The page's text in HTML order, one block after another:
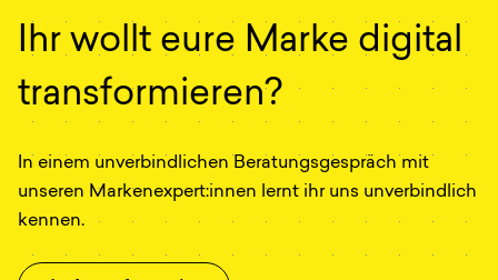
Ihr wollt eure Marke digital
transformieren?
In einem unverbindlichen Beratungsgespräch mit
unseren Markenexpert:innen lernt ihr uns unverbindlich
kennen.